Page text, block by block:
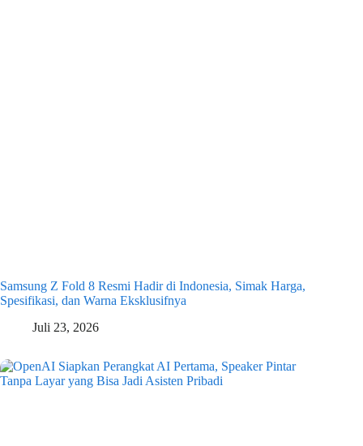
Samsung Z Fold 8 Resmi Hadir di Indonesia, Simak Harga,
Spesifikasi, dan Warna Eksklusifnya
Juli 23, 2026